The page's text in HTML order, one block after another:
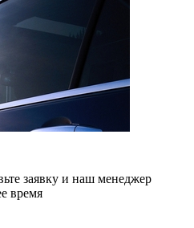
заявку и наш менеджер
время